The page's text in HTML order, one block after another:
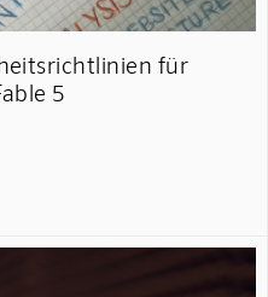
für
5